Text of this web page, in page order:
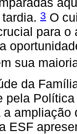
3 O
para
sua
da
pela
ESF